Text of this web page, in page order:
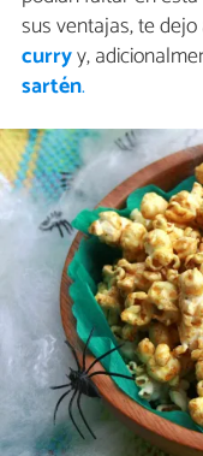
sus ventajas, te
curryy,
sartén.